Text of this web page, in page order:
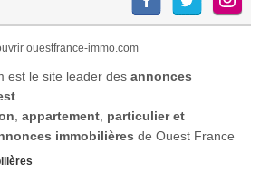
pourra séduire aussi bien les
particuliers souhaitant anticiper
un futur projet que les
investisseurs ou aménageurs à
offrant plusieurs possibilités de
valorisation.Le terrain est
ouestfrance-immo.com
est le site leader des annonces
appartement particulier et
immobilières de Ouest France